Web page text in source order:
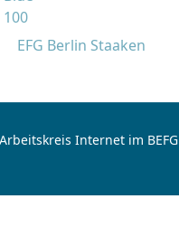
EFG Berlin Staaken
Internet im BEFG